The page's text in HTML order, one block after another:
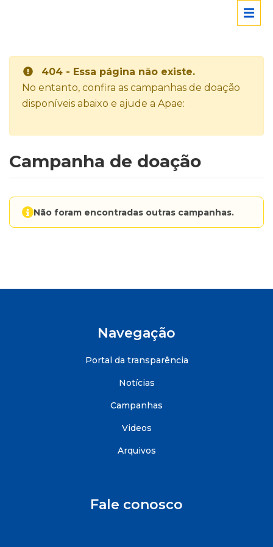
404 - Essa página não existe.
No entanto, confira as campanhas de doação
disponíveis abaixo e ajude a Apae:
Campanha de doação
Não foram encontradas outras campanhas.
Navegação
Portal da transparência
Notícias
Campanhas
Videos
Arquivos
Fale conosco